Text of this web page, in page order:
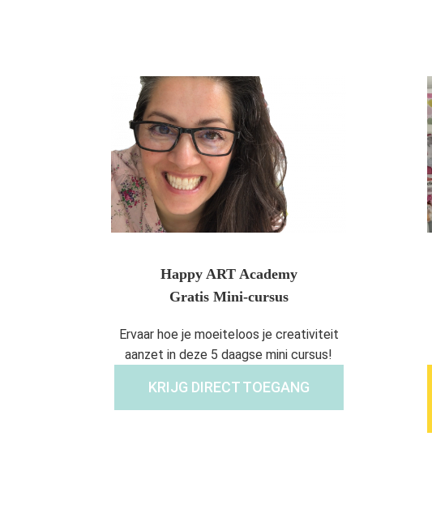
Happy ART Academy
Gratis Mini-cursus
Ervaar hoe je moeiteloos je creativiteit
aanzet in deze 5 daagse mini cursus!
KRIJG DIRECT TOEGANG